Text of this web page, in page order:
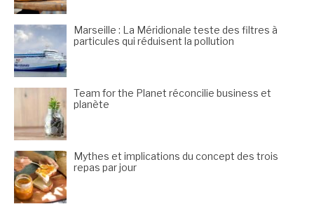
Marseille : La Méridionale teste des filtres à
particules qui réduisent la pollution
Team for the Planet réconcilie business et
planète
Mythes et implications du concept des trois
repas par jour